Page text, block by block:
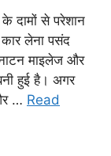
दामों से परेशान
लेना पसंद
माइलेज और
हुई है। अगर
… Read